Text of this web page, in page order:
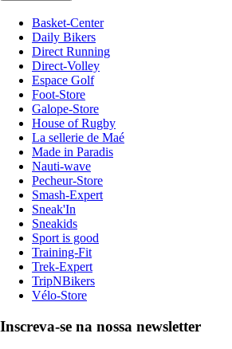
Basket-Center
Daily Bikers
Direct Running
Direct-Volley
Espace Golf
Foot-Store
Galope-Store
House of Rugby
La sellerie de Maé
Made in Paradis
Nauti-wave
Pecheur-Store
Smash-Expert
Sneak'In
Sneakids
Sport is good
Training-Fit
Trek-Expert
TripNBikers
Vélo-Store
Inscreva-se na nossa newsletter